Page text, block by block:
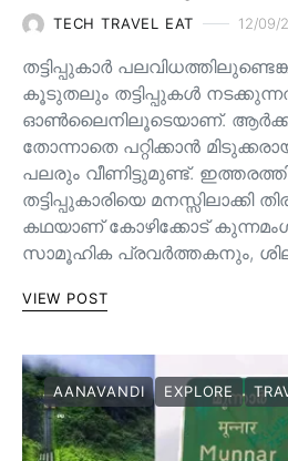
TECH TRAVEL EAT 12/09/
തട്ടിപ്പുകാർ
കൂടുതലും തട്ടിപ്പുകൾ
ഓൺലൈനിലൂടെയാണ്.
തോന്നാതെ പറ്റിക്കാൻ
പലരും വീണിട്ടുമുണ്ട്.
തട്ടിപ്പുകാരിയെ മനസ്സിലാക്കി
കഥയാണ് കോഴിക്കോട്
സാമൂഹിക പ്രവർത്തകനും,
VIEW POST
AANAVANDI EXPLORE